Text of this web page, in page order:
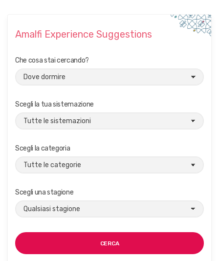
Amalfi Experience Suggestions
Che cosa stai cercando?
Scegli la tua sistemazione
Scegli la categoria
Scegli una stagione
CERCA